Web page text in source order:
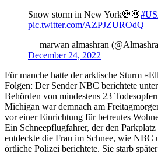
Snow storm in New York💀💀
pic.twitter.com/AZPJZUROdQ
— marwan almashran
December 24, 2022
Für manche hatte der arktische Sturm
Folgen: Der Sender NBC berichtete
Behörden von mindestens 23
Michigan war demnach am
vor einer Einrichtung für betreutes
Ein Schneepflugfahrer, der den
entdeckte die Frau im Schnee, wie NBC
örtliche Polizei berichtete. Sie starb